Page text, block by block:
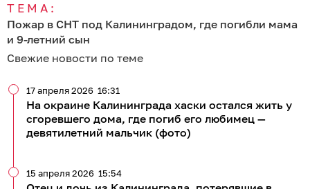
ТЕМА:
Пожар в СНТ под Калининградом, где погибли мама
и 9-летний сын
Свежие новости по теме
На окраине Калининграда хаски остался жить у
сгоревшего дома, где погиб его любимец —
девятилетний мальчик (фото)
17 апреля 2026 16:31
15 апреля 2026 15:54